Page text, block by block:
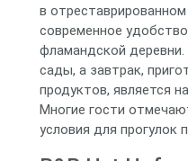
в
современное
фламандской
сады, а завтрак,
продуктов, является
Многие гости
условия для прогулок